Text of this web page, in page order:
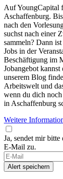
Auf YoungCapital
Aschaffenburg.
nach den
suchst nach einer
sammeln? Dann
Jobs in der
Beschäftigung im
Jobangebot
unserem Blog
Arbeitswelt und
wenn du dich
in Aschaffenburg
Weitere
Ja, sendet mir bitte
E-Mail zu.
Alert speichern